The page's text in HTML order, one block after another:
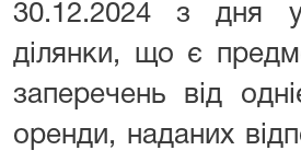
30.12.2024 з дня
ділянки, що є
заперечень від
оренди, наданих